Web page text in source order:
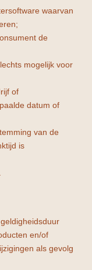
waarvan
de
mogelijk voor
of
datum of
van de
is
en/of
als gevolg